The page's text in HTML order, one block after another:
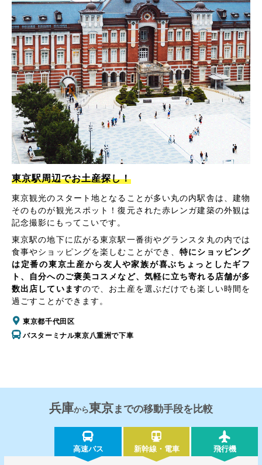
東京駅周辺でお土産探し！
東京観光のスタート地となることが多い丸の内駅舎は、建物
そのものが観光スポット！復元された赤レンガ建築の外観は
記念撮影にもってこいです。
東京駅の地下に広がる東京駅一番街やグランスタ丸の内では
食事やショッピングを楽しむことができ、特にショッピング
は定番の東京土産から友人や家族が喜ぶちょっとしたギフ
ト、自分へのご褒美コスメなど、気軽に立ち寄れる店舗が多
数出店していますので、お土産を選ぶだけでも楽しい時間を
過ごすことができます。
東京都千代田区
バスターミナル東京八重洲で下車
兵庫から東京までの移動手段を比較
高速バス 新幹線・電車 飛行機